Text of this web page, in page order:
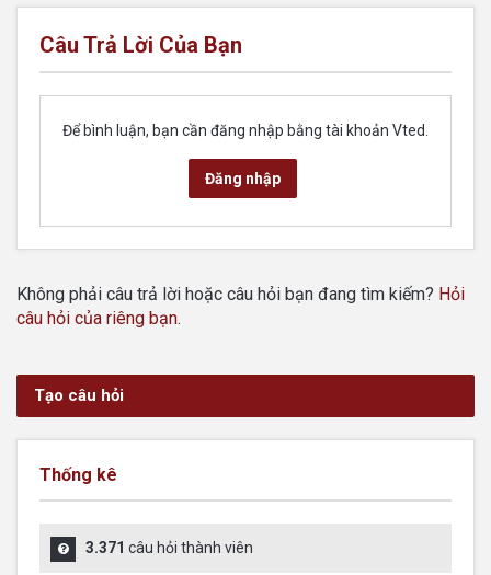
Câu Trả Lời Của Bạn
Để bình luận, bạn cần đăng nhập bằng tài khoản Vted.
Đăng nhập
Không phải câu trả lời hoặc câu hỏi bạn đang tìm kiếm? Hỏi
câu hỏi của riêng bạn.
Tạo câu hỏi
Thống kê
3.371 câu hỏi thành viên